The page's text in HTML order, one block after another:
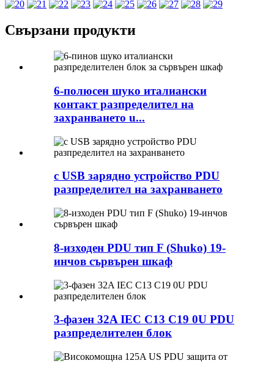
Свързани продукти
6-полюсен шуко италиански
контакт разпределител на
захранването u...
с USB зарядно устройство PDU
разпределител на захранването
8-изходен PDU тип F (Shuko) 19-
инчов сървърен шкаф
3-фазен 32A IEC C13 C19 0U PDU
разпределителен блок